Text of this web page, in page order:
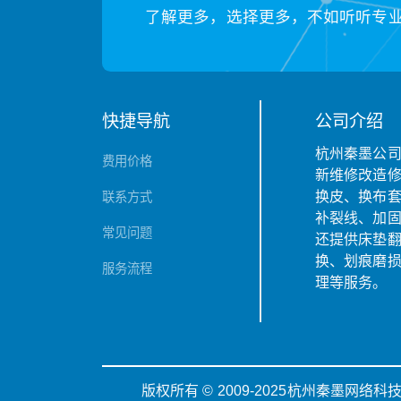
了解更多，选择更多，不如听听专
快捷导航
费用价格
联系方式
常见问题
服务流程
公司介绍
杭州秦墨公
新维修改造
换皮、换布
补裂线、加
还提供床垫
换、划痕磨
理等服务。
版权所有 © 2009-2025杭州秦墨网络科